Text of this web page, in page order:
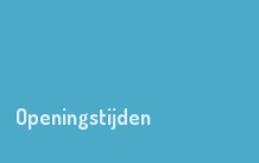
Openingstijden